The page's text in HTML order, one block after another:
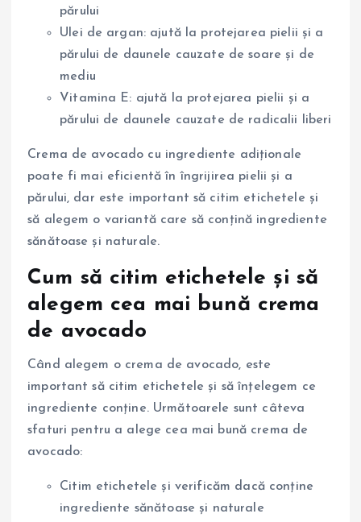
părului
Ulei de argan: ajută la protejarea pielii și a
părului de daunele cauzate de soare și de
mediu
Vitamina E: ajută la protejarea pielii și a
părului de daunele cauzate de radicalii liberi
Crema de avocado cu ingrediente adiționale
poate fi mai eficientă în îngrijirea pielii și a
părului, dar este important să citim etichetele și
să alegem o variantă care să conțină ingrediente
sănătoase și naturale.
Cum să citim etichetele și să
alegem cea mai bună crema
de avocado
Când alegem o crema de avocado, este
important să citim etichetele și să înțelegem ce
ingrediente conține. Următoarele sunt câteva
sfaturi pentru a alege cea mai bună crema de
avocado:
Citim etichetele și verificăm dacă conține
ingrediente sănătoase și naturale